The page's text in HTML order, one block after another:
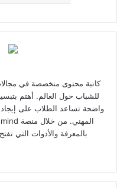
كاتبة محتوى متخصصة في
للشباب حول العالم. أهتم
واضحة تساعد الطلاب على إيجاد
بالمعرفة والأدوات التي